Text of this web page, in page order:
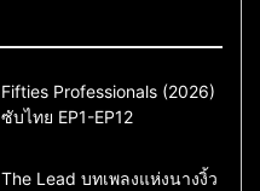
Action & Adventure
Comedy
Drama
ซีรี่ย์เกาหลีซับไทย
Fifties Professionals (2026)
ซับไทย EP1-EP12
Drama
ซีรี่ย์จีน
The Lead บทเพลงแห่งนางงิ้ว